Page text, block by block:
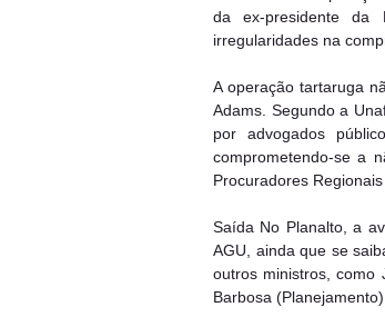
da ex-presidente da
irregularidades na
A operação tartaruga
Adams. Segundo a
por advogados
comprometendo-se a
Procuradores
Saída No Planalto, a
AGU, ainda que se
outros ministros, como
Barbosa